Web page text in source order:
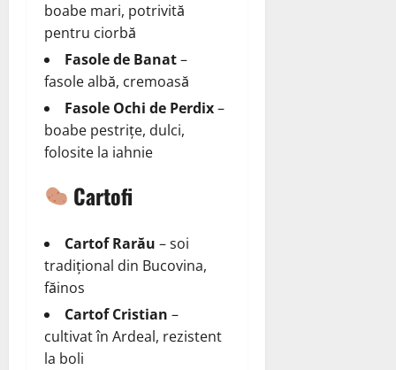
boabe mari, potrivită
pentru ciorbă
Fasole de Banat–
fasole albă, cremoasă
Fasole Ochi de Perdix–
boabe pestrițe, dulci,
folosite la iahnie
Cartofi
Cartof Rarău – soi
tradițional din Bucovina,
făinos
Cartof Cristian –
cultivat în Ardeal, rezistent
la boli